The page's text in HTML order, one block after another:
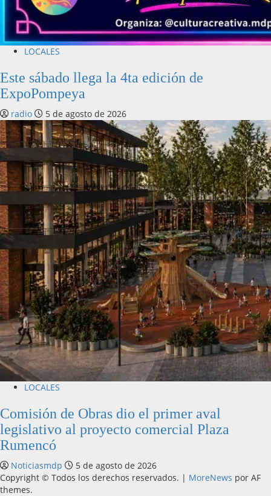
LOCALES
Este sábado llega la 4ta edición de
ExpoPompeya
radio 5 de agosto de 2026
LOCALES
Comisión de Obras dio el primer aval
legislativo al proyecto comercial Plaza
Rumencó
Noticiasmdp
5 de agosto de 2026
Copyright © Todos los derechos reservados. | MoreNews por AF
themes.